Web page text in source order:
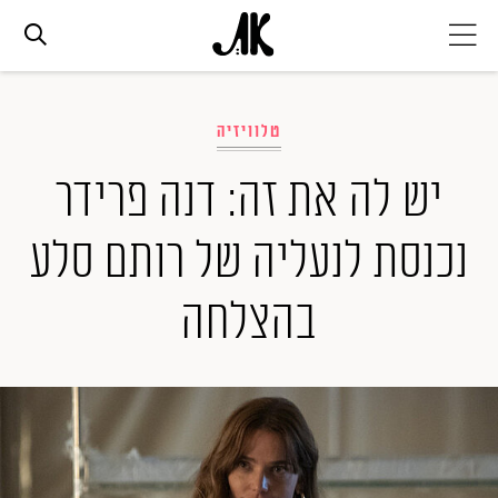
אופנה
ביוטי
סלבס
ערוצים נוספים
המגזין
טלוויזיה
יש לה את זה: דנה פרידר
נכנסת לנעליה של רותם סלע
בהצלחה